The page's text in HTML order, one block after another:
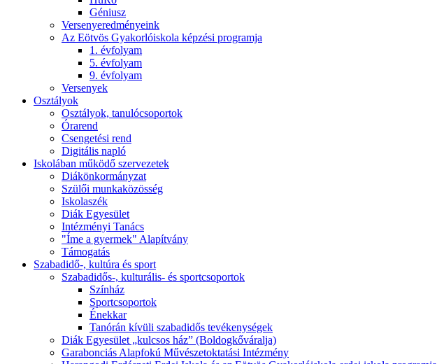
Géniusz
Versenyeredményeink
Az Eötvös Gyakorlóiskola képzési programja
1. évfolyam
5. évfolyam
9. évfolyam
Versenyek
Osztályok
Osztályok, tanulócsoportok
Órarend
Csengetési rend
Digitális napló
Iskolában működő szervezetek
Diákönkormányzat
Szülői munkaközösség
Iskolaszék
Diák Egyesület
Intézményi Tanács
"Íme a gyermek" Alapítvány
Támogatás
Szabadidő-, kultúra és sport
Szabadidős-, kulturális- és sportcsoportok
Színház
Sportcsoportok
Énekkar
Tanórán kívüli szabadidős tevékenységek
Diák Egyesület „kulcsos ház” (Boldogkőváralja)
Garabonciás Alapfokú Művészetoktatási Intézmény